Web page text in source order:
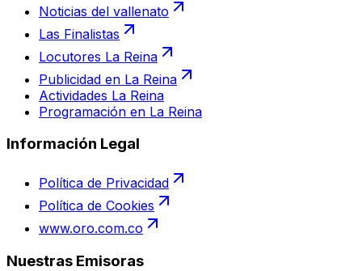
Noticias del vallenato
Las Finalistas
Locutores La Reina
Publicidad en La Reina
Actividades La Reina
Programación en La Reina
Información Legal
Política de Privacidad
Política de Cookies
www.oro.com.co
Nuestras Emisoras